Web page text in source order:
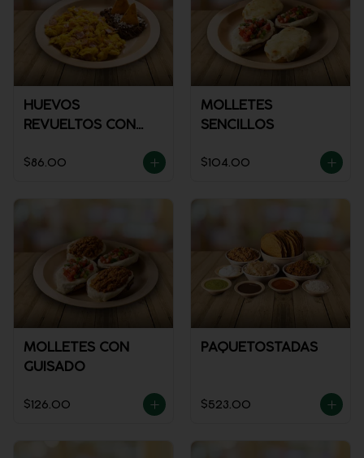
HUEVOS
REVUELTOS CON
$86.00
MOLLETES
SENCILLOS
$104.00
MOLLETES CON
GUISADO
$126.00
PAQUETOSTADAS
$523.00